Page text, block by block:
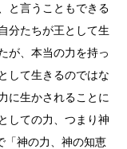
と言うこともできる
分たちが王として生
が、本当の力を持っ
して生きるのではな
に生かされることに
しての力、つまり神
「神の力、神の知恵